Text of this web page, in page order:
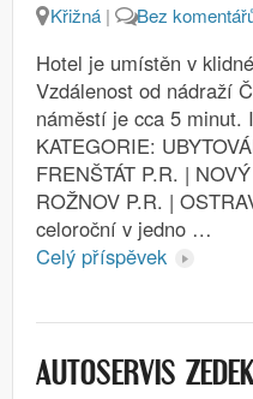
Křižná | Bez
Hotel je umístěn v
Vzdálenost od nádraží
náměstí je cca 5 minut.
KATEGORIE:
FRENŠTÁT P.R. |
ROŽNOV P.R. |
celoroční v jedno …
Celý příspěvek
AUTOSERVIS ZEDEK